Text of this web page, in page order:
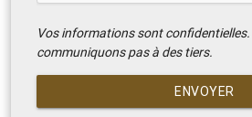
Vos informations sont confidentielles.
communiquons pas à des tiers.
ENVOYER